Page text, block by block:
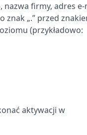
nazwa firmy, adres e-
„.” przed
(przykładowo:
aktywacji w